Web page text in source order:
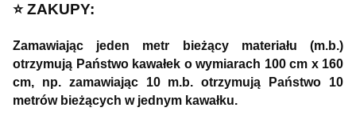
⭐️ ZAKUPY:
Zamawiając jeden metr bieżący materiału (m.b.)
otrzymują Państwo kawałek o wymiarach 100 cm x 160
cm, np. zamawiając 10 m.b. otrzymują Państwo 10
metrów bieżących w jednym kawałku.